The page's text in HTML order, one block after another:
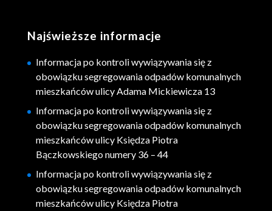
Najświeższe informacje
Informacja po kontroli wywiązywania się z
obowiązku segregowania odpadów komunalnych
mieszkańców ulicy Adama Mickiewicza 13
Informacja po kontroli wywiązywania się z
obowiązku segregowania odpadów komunalnych
mieszkańców ulicy Księdza Piotra
Bączkowskiego numery 36 – 44
Informacja po kontroli wywiązywania się z
obowiązku segregowania odpadów komunalnych
mieszkańców ulicy Księdza Piotra